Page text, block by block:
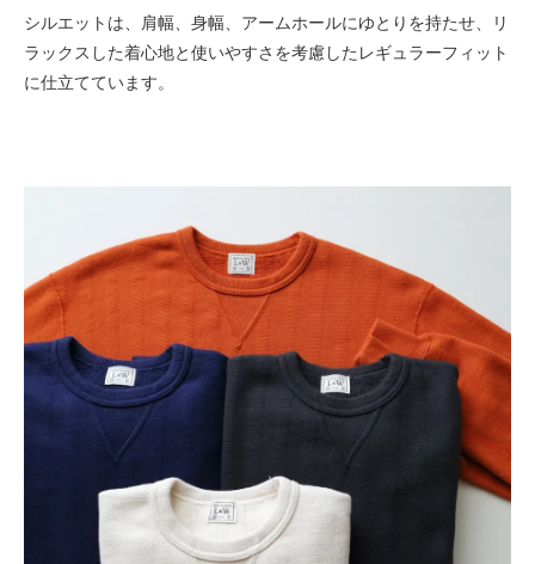
シルエットは、肩幅、身幅、アームホールにゆとりを持たせ、リ
ラックスした着心地と使いやすさを考慮したレギュラーフィット
に仕立てています。